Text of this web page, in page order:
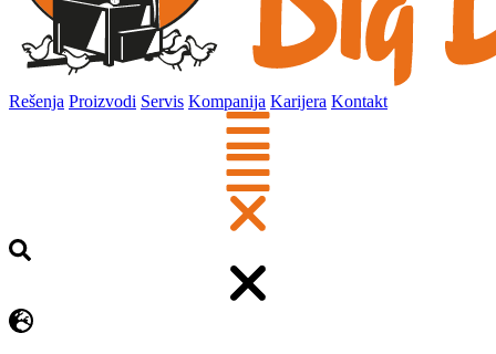
Rešenja Proizvodi Servis Kompanija Karijera Kontakt